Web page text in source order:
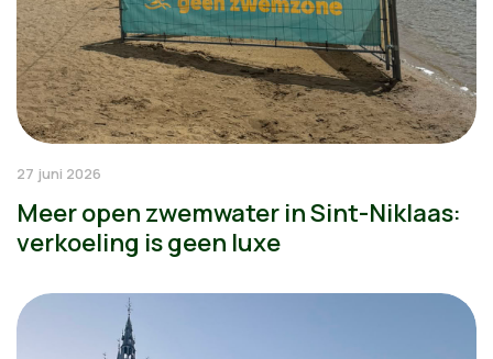
27 juni 2026
Meer open zwemwater in Sint-Niklaas:
verkoeling is geen luxe